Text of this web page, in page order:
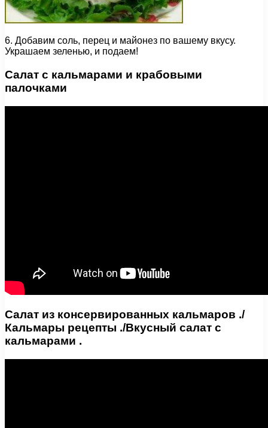
6. Добавим соль, перец и майонез по вашему вкусу.
Украшаем зеленью, и подаем!
Салат с кальмарами и крабовыми
палочками
Салат из консервированных кальмаров ./
Кальмары рецепты ./Вкусный салат с
кальмарами .